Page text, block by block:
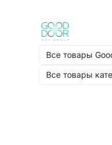
Все товары
Все товары